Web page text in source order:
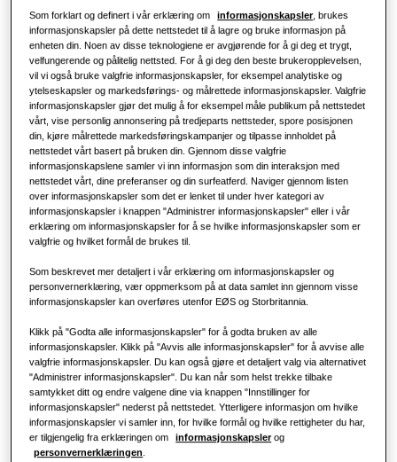
Detaljhandel
Restaurant
Kontor
Bærekraft
One Samsung
Kontroller
Som forklart og definert i vår erklæring om informasjonskapsler , brukes
informasjonskapsler på dette nettstedet til å lagre og bruke informasjon på
enheten din. Noen av disse teknologiene er avgjørende for å gi deg et trygt,
velfungerende og pålitelig nettsted. For å gi deg den beste brukeropplevelsen,
vil vi også bruke valgfrie informasjonskapsler, for eksempel analytiske og
ytelseskapsler og markedsførings- og målrettede informasjonskapsler. Valgfrie
informasjonskapsler gjør det mulig å for eksempel måle publikum på nettstedet
vårt, vise personlig annonsering på tredjeparts nettsteder, spore posisjonen
din, kjøre målrettede markedsføringskampanjer og tilpasse innholdet på
nettstedet vårt basert på bruken din. Gjennom disse valgfrie
informasjonskapslene samler vi inn informasjon som din interaksjon med
nettstedet vårt, dine preferanser og din surfeatferd. Naviger gjennom listen
over informasjonskapsler som det er lenket til under hver kategori av
informasjonskapsler i knappen "Administrer informasjonskapsler" eller i vår
erklæring om informasjonskapsler for å se hvilke informasjonskapsler som er
valgfrie og hvilket formål de brukes til.
Som beskrevet mer detaljert i vår erklæring om informasjonskapsler og
personvernerklæring, vær oppmerksom på at data samlet inn gjennom visse
informasjonskapsler kan overføres utenfor EØS og Storbritannia.
Klikk på "Godta alle informasjonskapsler" for å godta bruken av alle
informasjonskapsler. Klikk på "Avvis alle informasjonskapsler" for å avvise alle
valgfrie informasjonskapsler. Du kan også gjøre et detaljert valg via alternativet
"Administrer informasjonskapsler". Du kan når som helst trekke tilbake
samtykket ditt og endre valgene dine via knappen "Innstillinger for
informasjonskapsler" nederst på nettstedet. Ytterligere informasjon om hvilke
informasjonskapsler vi samler inn, for hvilke formål og hvilke rettigheter du har,
er tilgjengelig fra erklæringen om
informasjonskapsler og
personvernerklæringen